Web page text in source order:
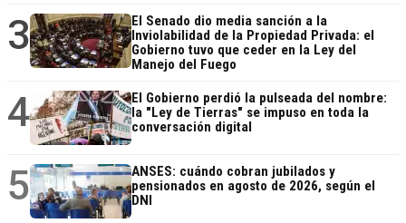
3
El Senado dio media sanción a la
Inviolabilidad de la Propiedad Privada: el
Gobierno tuvo que ceder en la Ley del
Manejo del Fuego
4
El Gobierno perdió la pulseada del nombre:
la "Ley de Tierras" se impuso en toda la
conversación digital
5
ANSES: cuándo cobran jubilados y
pensionados en agosto de 2026, según el
DNI